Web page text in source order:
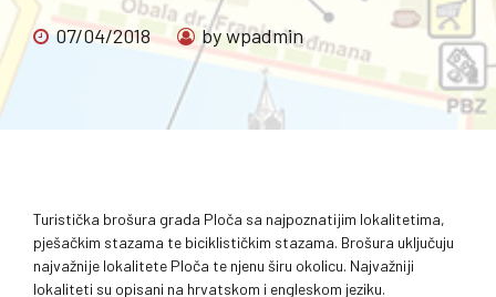
07/04/2018 by wpadmin
Turistička brošura grada Ploča sa najpoznatijim lokalitetima,
pješačkim stazama te biciklističkim stazama. Brošura uključuju
najvažnije lokalitete Ploča te njenu širu okolicu. Najvažniji
lokaliteti su opisani na hrvatskom i engleskom jeziku.